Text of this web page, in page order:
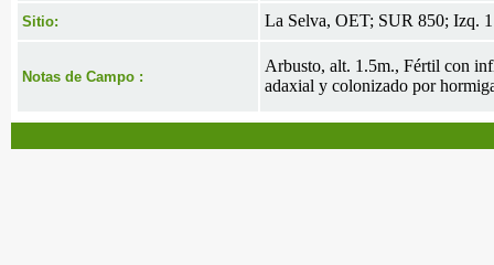
Sitio: La Selva, OET; SUR 850; Izq.
Notas de Campo :
Arbusto, alt. 1.5m., Fértil con
adaxial y colonizado por